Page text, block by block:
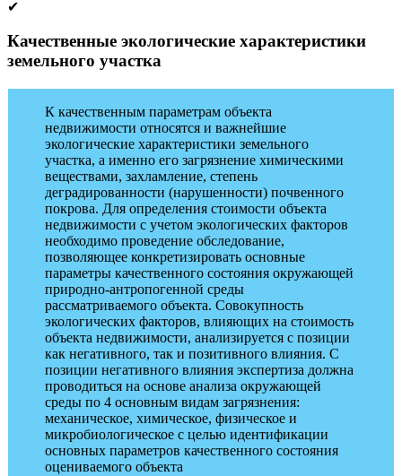
✔
Качественные экологические характеристики
земельного участка
К качественным параметрам объекта
недвижимости относятся и важнейшие
экологические характеристики земельного
участка, а именно его загрязнение химическими
веществами, захламление, степень
деградированности (нарушенности) почвенного
покрова. Для определения стоимости объекта
недвижимости с учетом экологических факторов
необходимо проведение обследование,
позволяющее конкретизировать основные
параметры качественного состояния окружающей
природно-антропогенной среды
рассматриваемого объекта. Совокупность
экологических факторов, влияющих на стоимость
объекта недвижимости, анализируется с позиции
как негативного, так и позитивного влияния. С
позиции негативного влияния экспертиза должна
проводиться на основе анализа окружающей
среды по 4 основным видам загрязнения:
механическое, химическое, физическое и
микробиологическое с целью идентификации
основных параметров качественного состояния
оцениваемого объекта